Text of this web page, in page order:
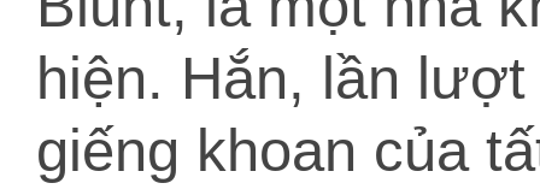
hiện. Hắn, lần
giếng khoan của